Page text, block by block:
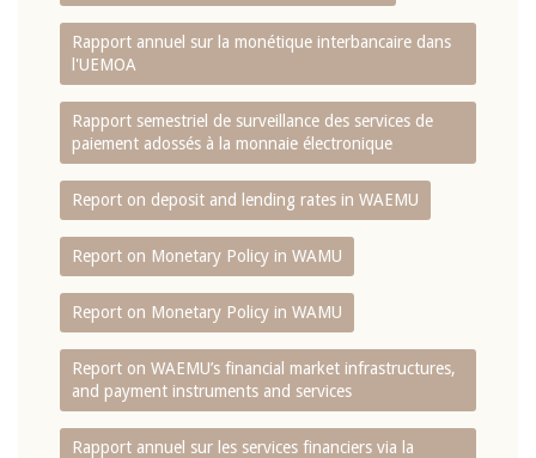
Rapport annuel sur la monétique interbancaire dans
l'UEMOA
Rapport semestriel de surveillance des services de
paiement adossés à la monnaie électronique
Report on deposit and lending rates in WAEMU
Report on Monetary Policy in WAMU
Report on Monetary Policy in WAMU
Report on WAEMU’s financial market infrastructures,
and payment instruments and services
Rapport annuel sur les services financiers via la